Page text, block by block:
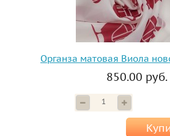
Органза матовая Виола
850.00 руб.